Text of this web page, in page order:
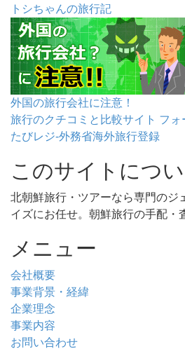
トシちゃんの旅行記
外国の旅行会社に注意！
旅行のクチコミと比較サイト フォ
たびレジ-外務省海外旅行登録
このサイトにつ
北朝鮮旅行・ツアーなら専門のジ
イズにお任せ。朝鮮旅行の手配・
メニュー
会社概要
事業背景・経緯
企業理念
事業内容
お問い合わせ